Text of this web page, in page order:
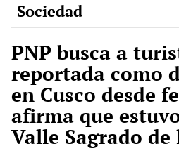
Sociedad
PNP busca a
reportada como
en Cusco desde
afirma que
Valle Sagrado de